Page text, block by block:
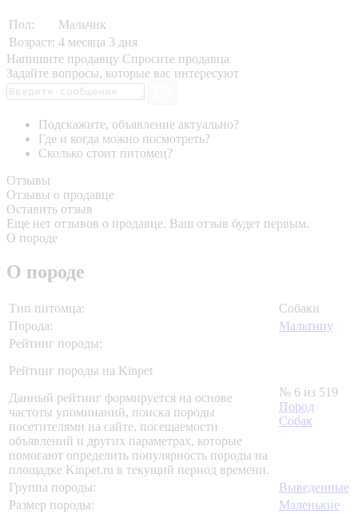
Пол:
Мальчик
Возраст: 4 месяца 3 дня
Напишите продавцу Спросите продавца
Задайте вопросы, которые вас интересуют
Подскажите, объявление актуально?
Где и когда можно посмотреть?
Сколько стоит питомец?
Отзывы
Отзывы о продавце
Оставить отзыв
Еще нет отзывов о продавце. Ваш отзыв будет первым.
О породе
О породе
Тип питомца:
Собаки
Порода:
Мальтипу
Рейтинг породы:
Рейтинг породы на Kinpet
Данный рейтинг формируется на основе
частоты упоминаний, поиска породы
посетителями на сайте, посещаемости
объявлений и других параметрах, которые
помогают определить популярность породы на
площадке Kinpet.ru в текущий период времени.
№ 6 из 519
Пород
Собак
Группа породы:
Выведенные
Размер породы:
Маленькие